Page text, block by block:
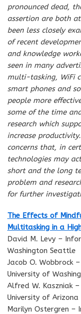
pronounced dead,
assertion are both
been less closely
of recent
and knowledge
seen in many
multi-tasking, WiFi
smart phones and
people more
some of the time
research which
increase
concerns that, in
technologies may
short and the long
problem and
for further
The Effects of
Multitasking in a
David M. Levy –
Washington Seattle
Jacob O. Wobbrock
University of
Alfred W. Kaszniak
University of Arizona
Marilyn Ostergren –